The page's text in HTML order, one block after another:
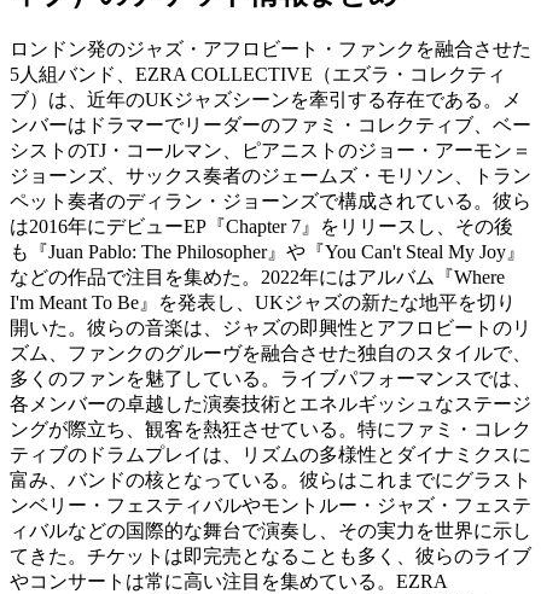
ロンドン発のジャズ・アフロビート・ファンクを融合させた
5人組バンド、EZRA COLLECTIVE（エズラ・コレクティ
ブ）は、近年のUKジャズシーンを牽引する存在である。メ
ンバーはドラマーでリーダーのファミ・コレクティブ、ベー
シストのTJ・コールマン、ピアニストのジョー・アーモン＝
ジョーンズ、サックス奏者のジェームズ・モリソン、トラン
ペット奏者のディラン・ジョーンズで構成されている。彼ら
は2016年にデビューEP『Chapter 7』をリリースし、その後
も『Juan Pablo: The Philosopher』や『You Can't Steal My Joy』
などの作品で注目を集めた。2022年にはアルバム『Where
I'm Meant To Be』を発表し、UKジャズの新たな地平を切り
開いた。彼らの音楽は、ジャズの即興性とアフロビートのリ
ズム、ファンクのグルーヴを融合させた独自のスタイルで、
多くのファンを魅了している。ライブパフォーマンスでは、
各メンバーの卓越した演奏技術とエネルギッシュなステージ
ングが際立ち、観客を熱狂させている。特にファミ・コレク
ティブのドラムプレイは、リズムの多様性とダイナミクスに
富み、バンドの核となっている。彼らはこれまでにグラスト
ンベリー・フェスティバルやモントルー・ジャズ・フェステ
ィバルなどの国際的な舞台で演奏し、その実力を世界に示し
てきた。チケットは即完売となることも多く、彼らのライブ
やコンサートは常に高い注目を集めている。EZRA